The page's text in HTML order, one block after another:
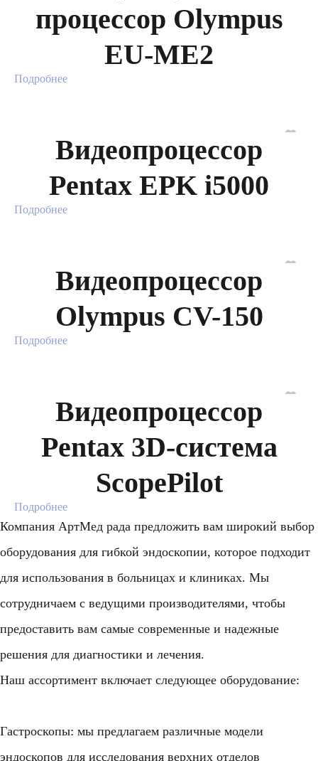
процессор Olympus
EU-ME2
Подробнее
Видеопроцессор
Pentax EPK i5000
Подробнее
Видеопроцессор
Olympus CV-150
Подробнее
Видеопроцессор
Pentax 3D-система
ScopePilot
Подробнее
Компания АртМед рада предложить вам широкий выбор
оборудования для гибкой эндоскопии, которое подходит
для использования в больницах и клиниках. Мы
сотрудничаем с ведущими производителями, чтобы
предоставить вам самые современные и надежные
решения для диагностики и лечения.
Наш ассортимент включает следующее оборудование:
Гастроскопы: мы предлагаем различные модели
эндоскопов для исследования верхних отделов